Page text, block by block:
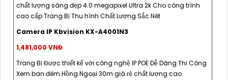
chất lượng sáng đẹp 4.0 megapixel Ultra 2k Cho công trình
cao cấp Trang Bị Thu hình Chất Lượng Sắc Nét
Camera IP Kbvision KX-A4001N3
1,481,000 VNĐ
Trang Bị Được thiết kế với công nghệ IP POE Dễ Dàng Thi Công
Xem ban đêm Hồng Ngoại 30m giá rẻ chất lượng cao